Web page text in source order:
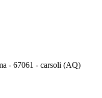
- 67061 - carsoli (AQ)